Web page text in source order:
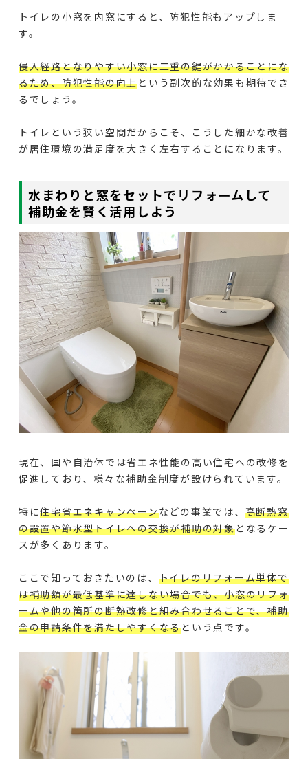
トイレの小窓を内窓にすると、防犯性能もアップしま
す。
侵入経路となりやすい小窓に二重の鍵がかかることにな
るため、防犯性能の向上という副次的な効果も期待でき
るでしょう。
トイレという狭い空間だからこそ、こうした細かな改善
が居住環境の満足度を大きく左右することになります。
水まわりと窓をセットでリフォームして
補助金を賢く活用しよう
現在、国や自治体では省エネ性能の高い住宅への改修を
促進しており、様々な補助金制度が設けられています。
特に住宅省エネキャンペーンなどの事業では、 高断熱窓
の設置や節水型トイレへの交換が補助の対象となるケー
スが多くあります。
ここで知っておきたいのは、 トイレのリフォーム単体で
は補助額が最低基準に達しない場合でも、小窓のリフォ
ームや他の箇所の断熱改修と組み合わせることで、補助
金の申請条件を満たしやすくなるという点です。